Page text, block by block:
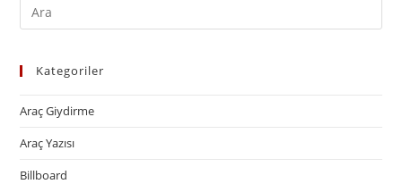
Kategoriler
Araç Giydirme
Araç Yazısı
Billboard